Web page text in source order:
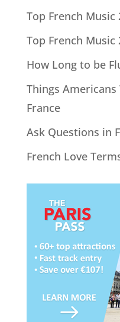
Top French Music
Top French Music
How Long to be
Things
France
Ask Questions in
French Love